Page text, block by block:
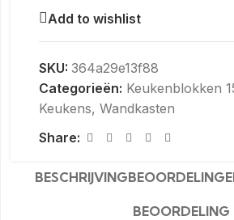
Add to wishlist
SKU: 364a29e13f88
Categorieën: Keukenblokken
Keukens, Wandkasten
Share:
BESCHRIJVING
BEOORDELING